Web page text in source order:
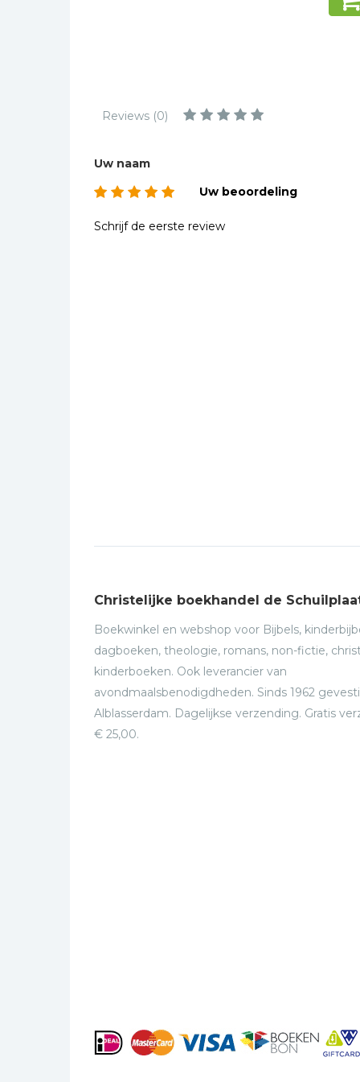
Politiek
gidsen
Reviews (0)
Uw naam
Uw beoordeling
Schrijf de eerste review
Christelijke boekhandel de
Boekwinkel en webshop voor Bijbels,
dagboeken, theologie, romans, non-fictie,
kinderboeken. Ook leverancier van
avondmaalsbenodigdheden. Sinds 1962
Alblasserdam. Dagelijkse verzending. Gratis
€ 25,00.